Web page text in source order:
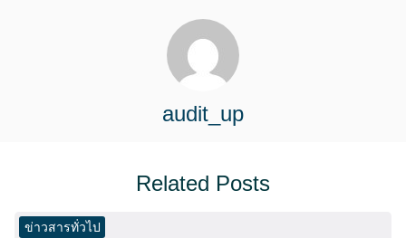
audit_up
Related Posts
ข่าวสารทั่วไป